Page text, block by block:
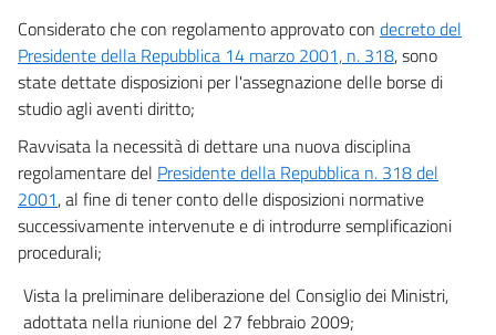
Considerato che con regolamento approvato con decreto del
Presidente della Repubblica 14 marzo 2001, n. 318, sono
state dettate disposizioni per l'assegnazione delle borse di
studio agli aventi diritto;
Ravvisata la necessità di dettare una nuova disciplina
regolamentare del Presidente della Repubblica n. 318 del
2001, al fine di tener conto delle disposizioni normative
successivamente intervenute e di introdurre semplificazioni
procedurali;
Vista la preliminare deliberazione del Consiglio dei Ministri,
adottata nella riunione del 27 febbraio 2009;